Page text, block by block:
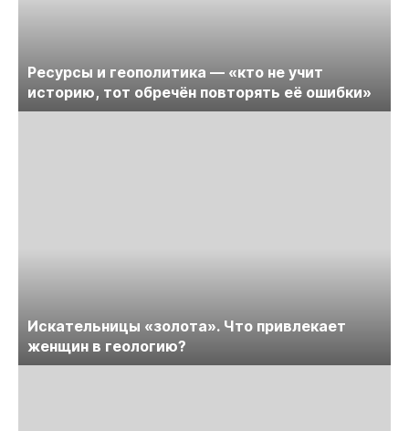
Ресурсы и геополитика — «кто не учит
историю, тот обречён повторять её ошибки»
Искательницы «золота». Что привлекает
женщин в геологию?